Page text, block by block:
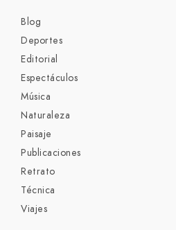
Blog
Deportes
Editorial
Espectáculos
Música
Naturaleza
Paisaje
Publicaciones
Retrato
Técnica
Viajes